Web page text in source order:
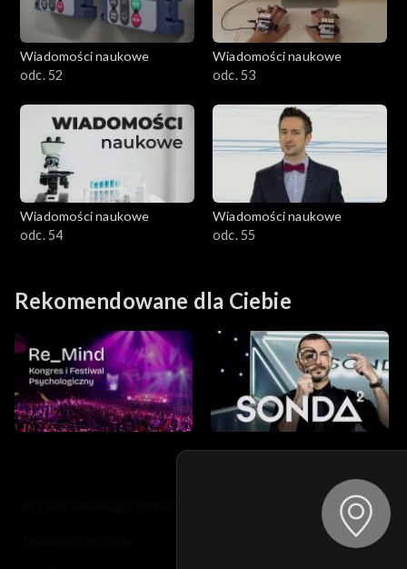
Wiadomości naukowe
odc. 52
Wiadomości naukowe
odc. 53
Wiadomości naukowe
odc. 54
Wiadomości naukowe
odc. 55
Rekomendowane dla Ciebie